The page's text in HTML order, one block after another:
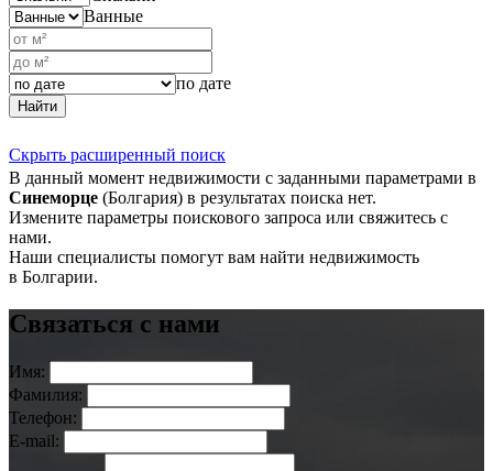
Ванные
по дате
Найти
Скрыть расширенный поиск
В данный момент недвижимости с заданными параметрами в
Синеморце (Болгария) в результатах поиска нет.
Измените параметры поискового запроса или свяжитесь с
нами.
Наши специалисты помогут вам найти недвижимость
в Болгарии.
Связаться с нами
Имя:
Фамилия:
Телефон:
E-mail: